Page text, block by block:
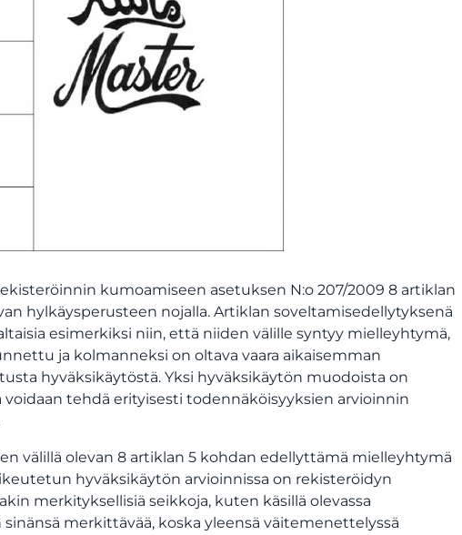
kumoamiseen asetuksen N:o 207/2009 8 artiklan
hylkäysperusteen nojalla. Artiklan soveltamisedellytyksenä
esimerkiksi niin, että niiden välille syntyy mielleyhtymä,
ja kolmanneksi on oltava vaara aikaisemman
hyväksikäytöstä. Yksi hyväksikäytön muodoista on
tehdä erityisesti todennäköisyyksien arvioinnin
välillä olevan 8 artiklan 5 kohdan edellyttämä mielleyhtymä
hyväksikäytön arvioinnissa on rekisteröidyn
merkityksellisiä seikkoja, kuten käsillä olevassa
merkittävää, koska yleensä väitemenettelyssä